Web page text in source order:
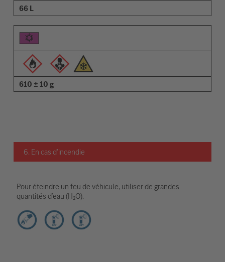
66 L
610 ± 10 g
6. En cas d'incendie
Pour éteindre un feu de véhicule, utiliser de grandes
quantités d’eau (H₂O).